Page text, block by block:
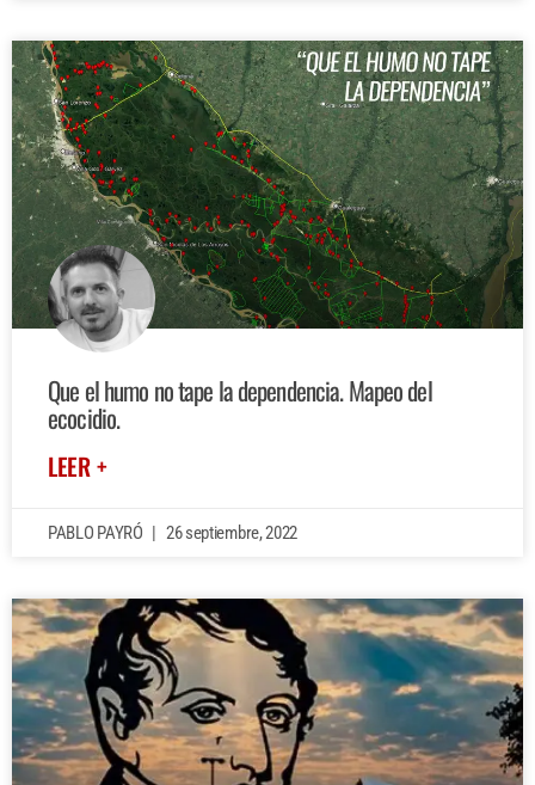
Que el humo no tape la dependencia. Mapeo del
ecocidio.
LEER +
PABLO PAYRÓ 26 septiembre, 2022